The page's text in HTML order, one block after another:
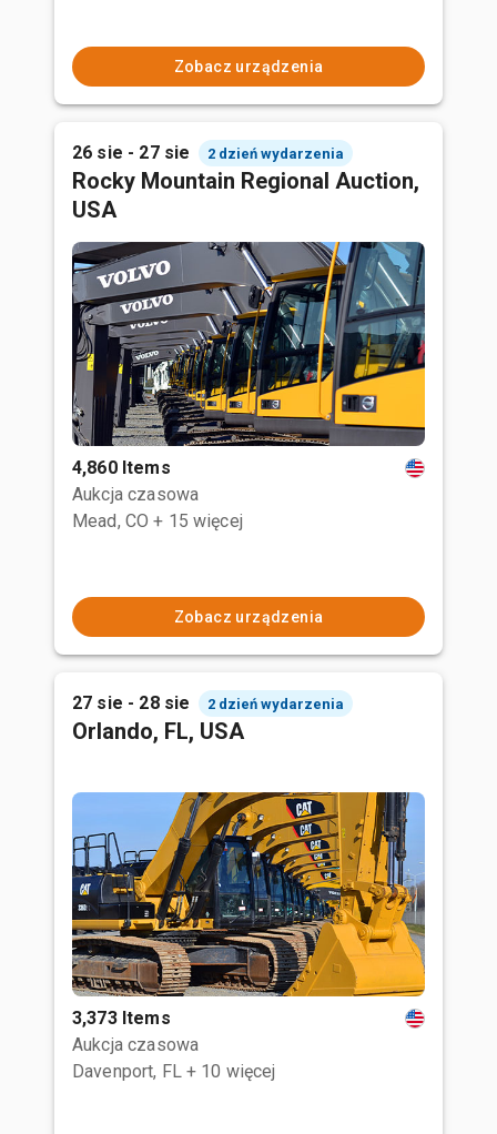
Zobacz urządzenia
26 sie - 27 sie 2 dzień wydarzenia
Rocky Mountain Regional Auction,
USA
4,860 Items
Aukcja czasowa
Mead, CO + 15 więcej
Zobacz urządzenia
27 sie - 28 sie 2 dzień wydarzenia
Orlando, FL, USA
3,373 Items
Aukcja czasowa
Davenport, FL + 10 więcej